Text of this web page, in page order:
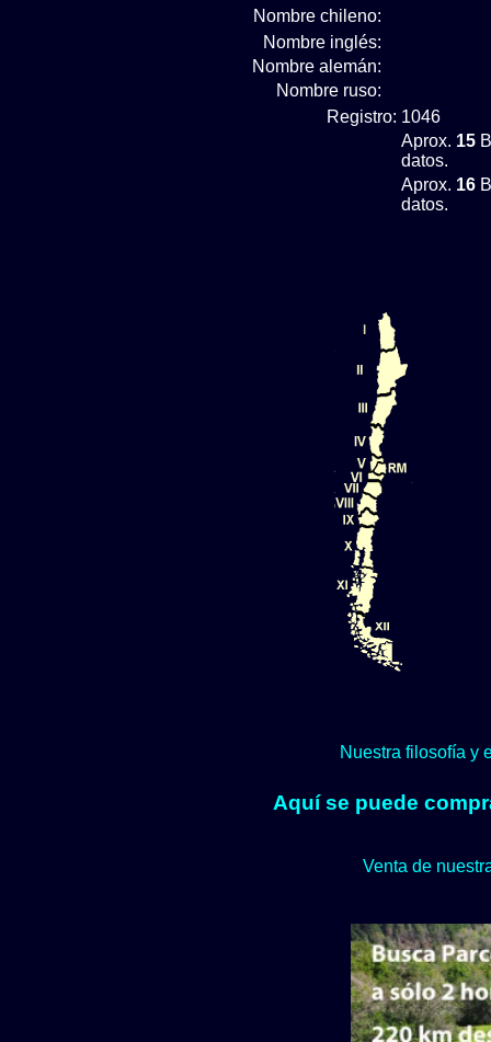
Nombre chileno:
Nombre inglés:
Nombre alemán:
Nombre ruso:
Registro: 1046
Aprox. 15
datos.
Aprox. 16
datos.
Nuestra filosofía y
Aquí se puede
Venta de